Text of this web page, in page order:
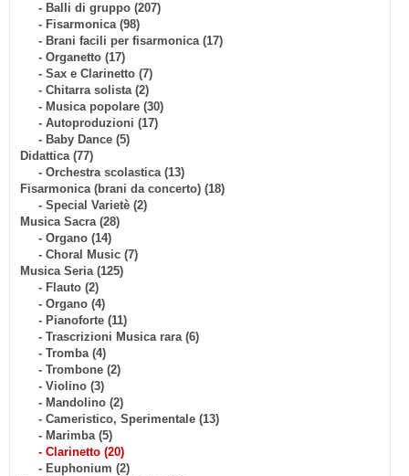
- Balli di gruppo (207)
- Fisarmonica (98)
- Brani facili per fisarmonica (17)
- Organetto (17)
- Sax e Clarinetto (7)
- Chitarra solista (2)
- Musica popolare (30)
- Autoproduzioni (17)
- Baby Dance (5)
Didattica (77)
- Orchestra scolastica (13)
Fisarmonica (brani da concerto) (18)
- Special Varietè (2)
Musica Sacra (28)
- Organo (14)
- Choral Music (7)
Musica Seria (125)
- Flauto (2)
- Organo (4)
- Pianoforte (11)
- Trascrizioni Musica rara (6)
- Tromba (4)
- Trombone (2)
- Violino (3)
- Mandolino (2)
- Cameristico, Sperimentale (13)
- Marimba (5)
- Clarinetto (20)
- Euphonium (2)